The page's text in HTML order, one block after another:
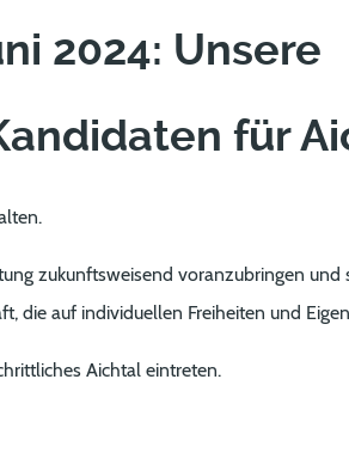
2024: Unsere
für
zukunftsweisend voranzubringen und
die auf individuellen Freiheiten und
Aichtal eintreten.